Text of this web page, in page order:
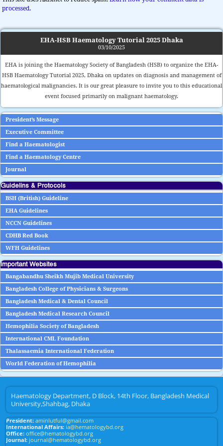
processed.
EHA-HSB Haematology Tutorial 2025 Dhaka
03/10/2025
EHA is joining the Haematology Society of Bangladesh (HSB) to organize the EHA-
HSB Haematology Tutorial 2025, Dhaka on updates on diagnosis and management of
haematological malignancies. It is our great pleasure to invite you to this educational
event focused primarily on malignant haematology.
President’s Message
Executive Committee
Find a Haematologist
Find a Haematology Centre
Journal
Guidelins & Protocols
BSH (British) Guideline
EHA Guidelines
NCCN Guidelines
CDHB Red Book
WFH Guidelines
Important Websites
Bangabandhu Sheikh Mujib Medical University
Bangladesh College of Physicians & Surgeons
Bangladesh Medical & Dental Council
Bangladesh Medical Research Council
Hemophilia Society of Bangladesh
International CML Foundation
Thalassaemia International Federation
World Federation of Hemophilia
Haematology Department, D Block, 14th Floor, Bangladesh Medical
University,Shahbag, Dhaka
President: aminlutful@gmail.com
International Affairs: ia@hematologybd.org
Office: office@hematologybd.org
Journal: journal@hematologybd.org